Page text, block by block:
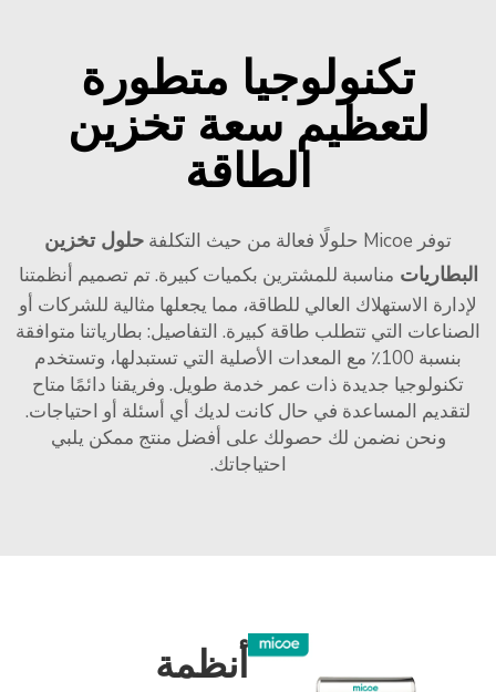
تكنولوجيا متطورة
لتعظيم سعة تخزين
الطاقة
توفر Micoe حلولًا فعالة من حيث التكلفة
حلول تخزين
البطاريات مناسبة للمشترين بكميات كبيرة. تم تصميم أنظمتنا
لإدارة الاستهلاك العالي للطاقة، مما يجعلها مثالية للشركات أو
الصناعات التي تتطلب طاقة كبيرة. التفاصيل: بطارياتنا متوافقة
بنسبة 100٪ مع المعدات الأصلية التي تستبدلها، وتستخدم
تكنولوجيا جديدة ذات عمر خدمة طويل. وفريقنا دائمًا متاح
لتقديم المساعدة في حال كانت لديك أي أسئلة أو احتياجات.
ونحن نضمن لك حصولك على أفضل منتج ممكن يلبي
احتياجاتك.
أنظمة